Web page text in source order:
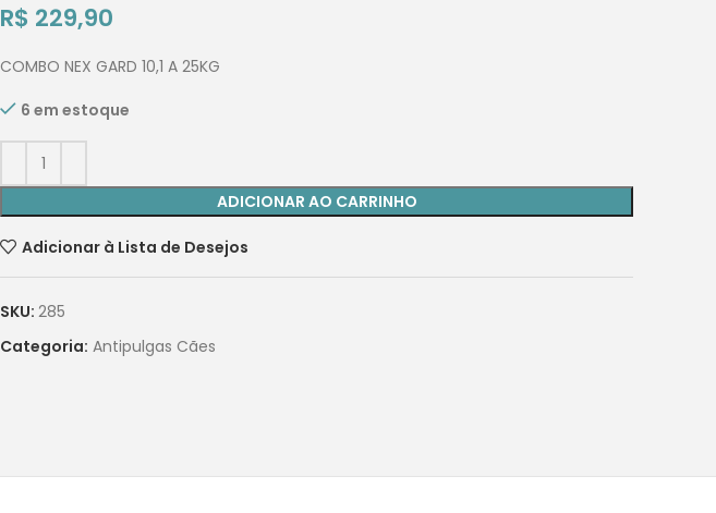
R$ 229,90
COMBO NEX GARD 10,1 A 25KG
6 em estoque
ADICIONAR AO CARRINHO
Adicionar à Lista de Desejos
SKU: 285
Categoria: Antipulgas Cães